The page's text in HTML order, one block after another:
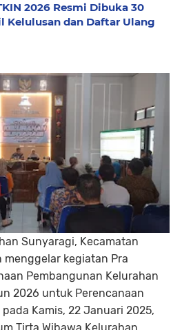
2026 Resmi Dibuka 30
Kelulusan dan Daftar Ulang
Sunyaragi, Kecamatan
menggelar kegiatan Pra
Pembangunan Kelurahan
2026 untuk Perencanaan
Kamis, 22 Januari 2025,